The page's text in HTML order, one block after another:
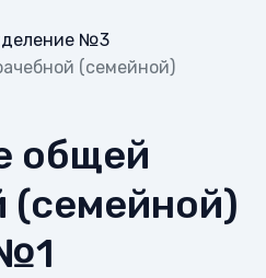
№3
(семейной)
общей
(семейной)